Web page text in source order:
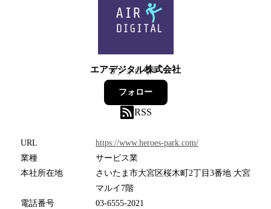
エアデジタル株式会社
9フォロワー
フォロー
RSS
URL
https://www.heroes-park.com/
業種
サービス業
本社所在地
さいたま市大宮区桜木町2丁目3番地 大宮
マルイ7階
電話番号
03-6555-2021